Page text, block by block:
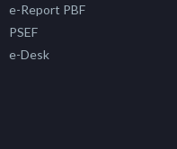
e-Report PBF
PSEF
e-Desk